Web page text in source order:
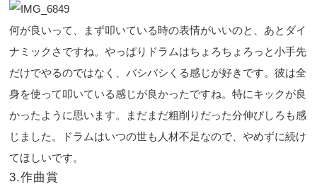
何が良いって、まず叩いている時の表情がいいのと、あとダイ
ナミックさですね。やっぱりドラムはちょろちょろっと小手先
だけでやるのではなく、バシバシくる感じが好きです。彼は全
身を使って叩いている感じが良かったですね。特にキックが良
かったように思います。まだまだ粗削りだった分伸びしろも感
じました。ドラムはいつの世も人材不足なので、やめずに続け
てほしいです。
3.作曲賞